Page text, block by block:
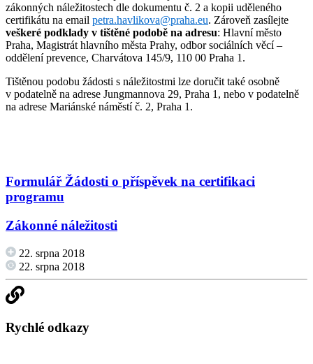
zákonných náležitostech dle dokumentu č. 2 a kopii uděleného
certifikátu na email petra.havlikova@praha.eu. Zároveň zasílejte
veškeré podklady v tištěné podobě na adresu: Hlavní město
Praha, Magistrát hlavního města Prahy, odbor sociálních věcí –
oddělení prevence, Charvátova 145/9, 110 00 Praha 1.
Tištěnou podobu žádosti s náležitostmi lze doručit také osobně
v podatelně na adrese Jungmannova 29, Praha 1, nebo v podatelně
na adrese Mariánské náměstí č. 2, Praha 1.
Formulář Žádosti o příspěvek na certifikaci
programu
Zákonné náležitosti
22. srpna 2018
22. srpna 2018
Rychlé odkazy